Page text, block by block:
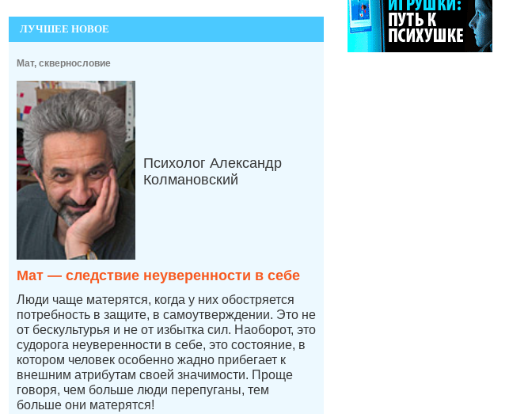
ЛУЧШЕЕ НОВОЕ
Мат, сквернословие
Психолог Александр
Колмановский
Мат — следствие неуверенности в себе
Люди чаще матерятся, когда у них обостряется
потребность в защите, в самоутверждении. Это не
от бескультурья и не от избытка сил. Наоборот, это
судорога неуверенности в себе, это состояние, в
котором человек особенно жадно прибегает к
внешним атрибутам своей значимости. Проще
говоря, чем больше люди перепуганы, тем
больше они матерятся!